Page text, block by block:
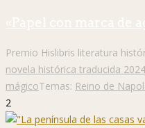
«Papel con marca de
Premio Hislibris literatura
novela histórica traducida
mágicoTemas: Reino de
2